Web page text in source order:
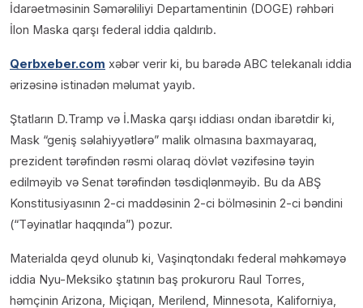
İdarəetməsinin Səmərəliliyi Departamentinin (DOGE) rəhbəri
İlon Maska qarşı federal iddia qaldırıb.
Qerbxeber.com xəbər verir ki, bu barədə ABC telekanalı iddia
ərizəsinə istinadən məlumat yayıb.
Ştatların D.Tramp və İ.Maska qarşı iddiası ondan ibarətdir ki,
Mask “geniş səlahiyyətlərə” malik olmasına baxmayaraq,
prezident tərəfindən rəsmi olaraq dövlət vəzifəsinə təyin
edilməyib və Senat tərəfindən təsdiqlənməyib. Bu da ABŞ
Konstitusiyasının 2-ci maddəsinin 2-ci bölməsinin 2-ci bəndini
(“Təyinatlar haqqında”) pozur.
Materialda qeyd olunub ki, Vaşinqtondakı federal məhkəməyə
iddia Nyu-Meksiko ştatının baş prokuroru Raul Torres,
həmçinin Arizona, Miçiqan, Merilend, Minnesota, Kaliforniya,